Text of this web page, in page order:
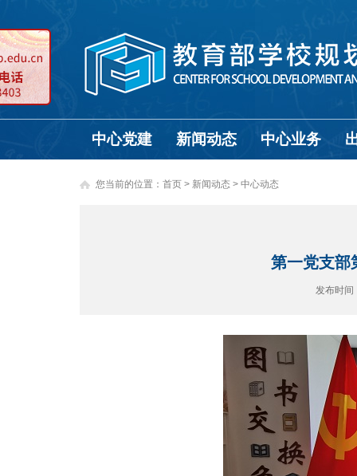
中心党建 新闻动态 中心业务
您当前的位置： 首页 > 新闻动态 > 中心动态
第一党支部
发布时